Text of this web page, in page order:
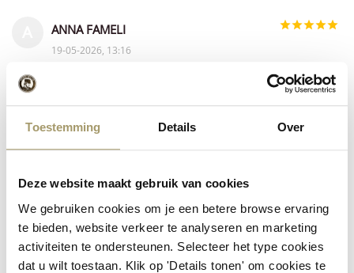
Toestemming Details Over
Deze website maakt gebruik van cookies
We gebruiken cookies om je een betere browse ervaring
te bieden, website verkeer te analyseren en marketing
activiteiten te ondersteunen. Selecteer het type cookies
dat u wilt toestaan. Klik op 'Details tonen' om cookies te
ANNA FAMELI
19-05-2026, 13:16
variety and good quality
t
Brede keuze aan kazen
A Agnes Sackarendt